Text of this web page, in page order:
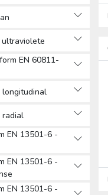
EN 60811-
longitudinal
radial
EN 13501-6 -
EN 13501-6 -
EN 13501-6 -